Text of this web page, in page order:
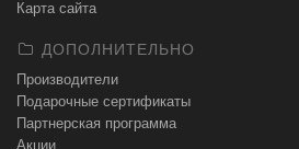
Карта сайта
ДОПОЛНИТЕЛЬНО
Производители
Подарочные сертификаты
Партнерская программа
Акции